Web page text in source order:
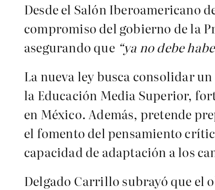
Desde el Salón Iberoamericano
compromiso del gobierno de la
asegurando que “ya no debe
La nueva ley busca consolidar
la Educación Media Superior,
en México. Además, pretende
el fomento del pensamiento
capacidad de adaptación a los
Delgado Carrillo subrayó que el